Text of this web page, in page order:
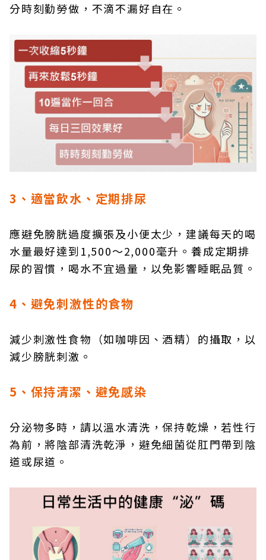
分時刻勤勞做，不滴不漏好自在。
3、適當飲水、定期排尿
應避免膀胱過度擴張及小便太少，建議每天的喝
水量最好達到1,500～2,000毫升。養成定期排
尿的習慣，喝水不宜過量，以免影響睡眠品質。
4、避免刺激性的食物
減少刺激性食物（如咖啡因、酒精）的攝取，以
減少膀胱刺激。
5、保持清潔、避免感染
分泌物多時，請以溫水清洗，保持乾燥，若性行
為前，將陰部清洗乾淨，避免細菌從肛門帶到陰
道或尿道。